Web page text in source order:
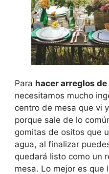
Para hacer arreglos
necesitamos mucho
centro de mesa que vi
porque sale de lo
gomitas de ositos que
agua, al finalizar
quedará listo como un
mesa. Lo mejor es